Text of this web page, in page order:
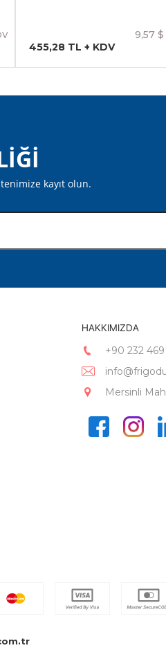
9,57 $
455,28 TL + KDV
kayıt olun.
HAKKIMIZDA
+90 232
Mersinli